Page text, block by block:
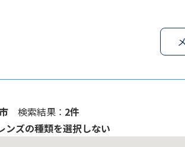
検索結果 ： 2件
ンズの種類を選択しない